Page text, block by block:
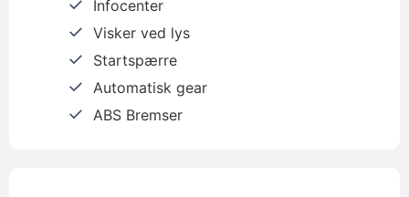
Infocenter
Visker ved lys
Startspærre
Automatisk gear
ABS Bremser